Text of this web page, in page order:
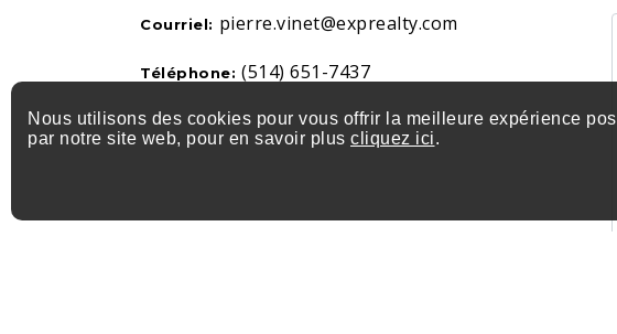
Courriel: pierre.vinet@exprealty.com
Téléphone: (514) 651-7437
Nous utilisons des cookies pour vous offrir la meilleure expérience
par notre site web, pour en savoir plus cliquez ici.